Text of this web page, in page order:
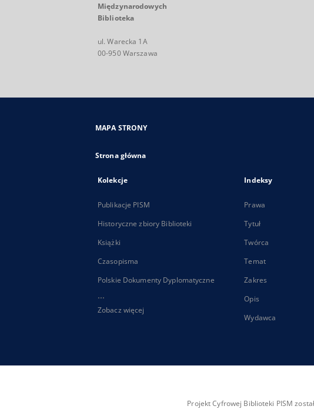
Międzynarodowych
Biblioteka
ul. Warecka 1A
00-950 Warszawa
MAPA STRONY
Strona główna
Kolekcje
Publikacje PISM
Historyczne zbiory Biblioteki
Książki
Czasopisma
Polskie Dokumenty Dyplomatyczne
...
Zobacz więcej
Indeksy
Prawa
Tytuł
Twórca
Temat
Zakres
Opis
Wydawca
Projekt Cyfrowej Biblioteki PISM